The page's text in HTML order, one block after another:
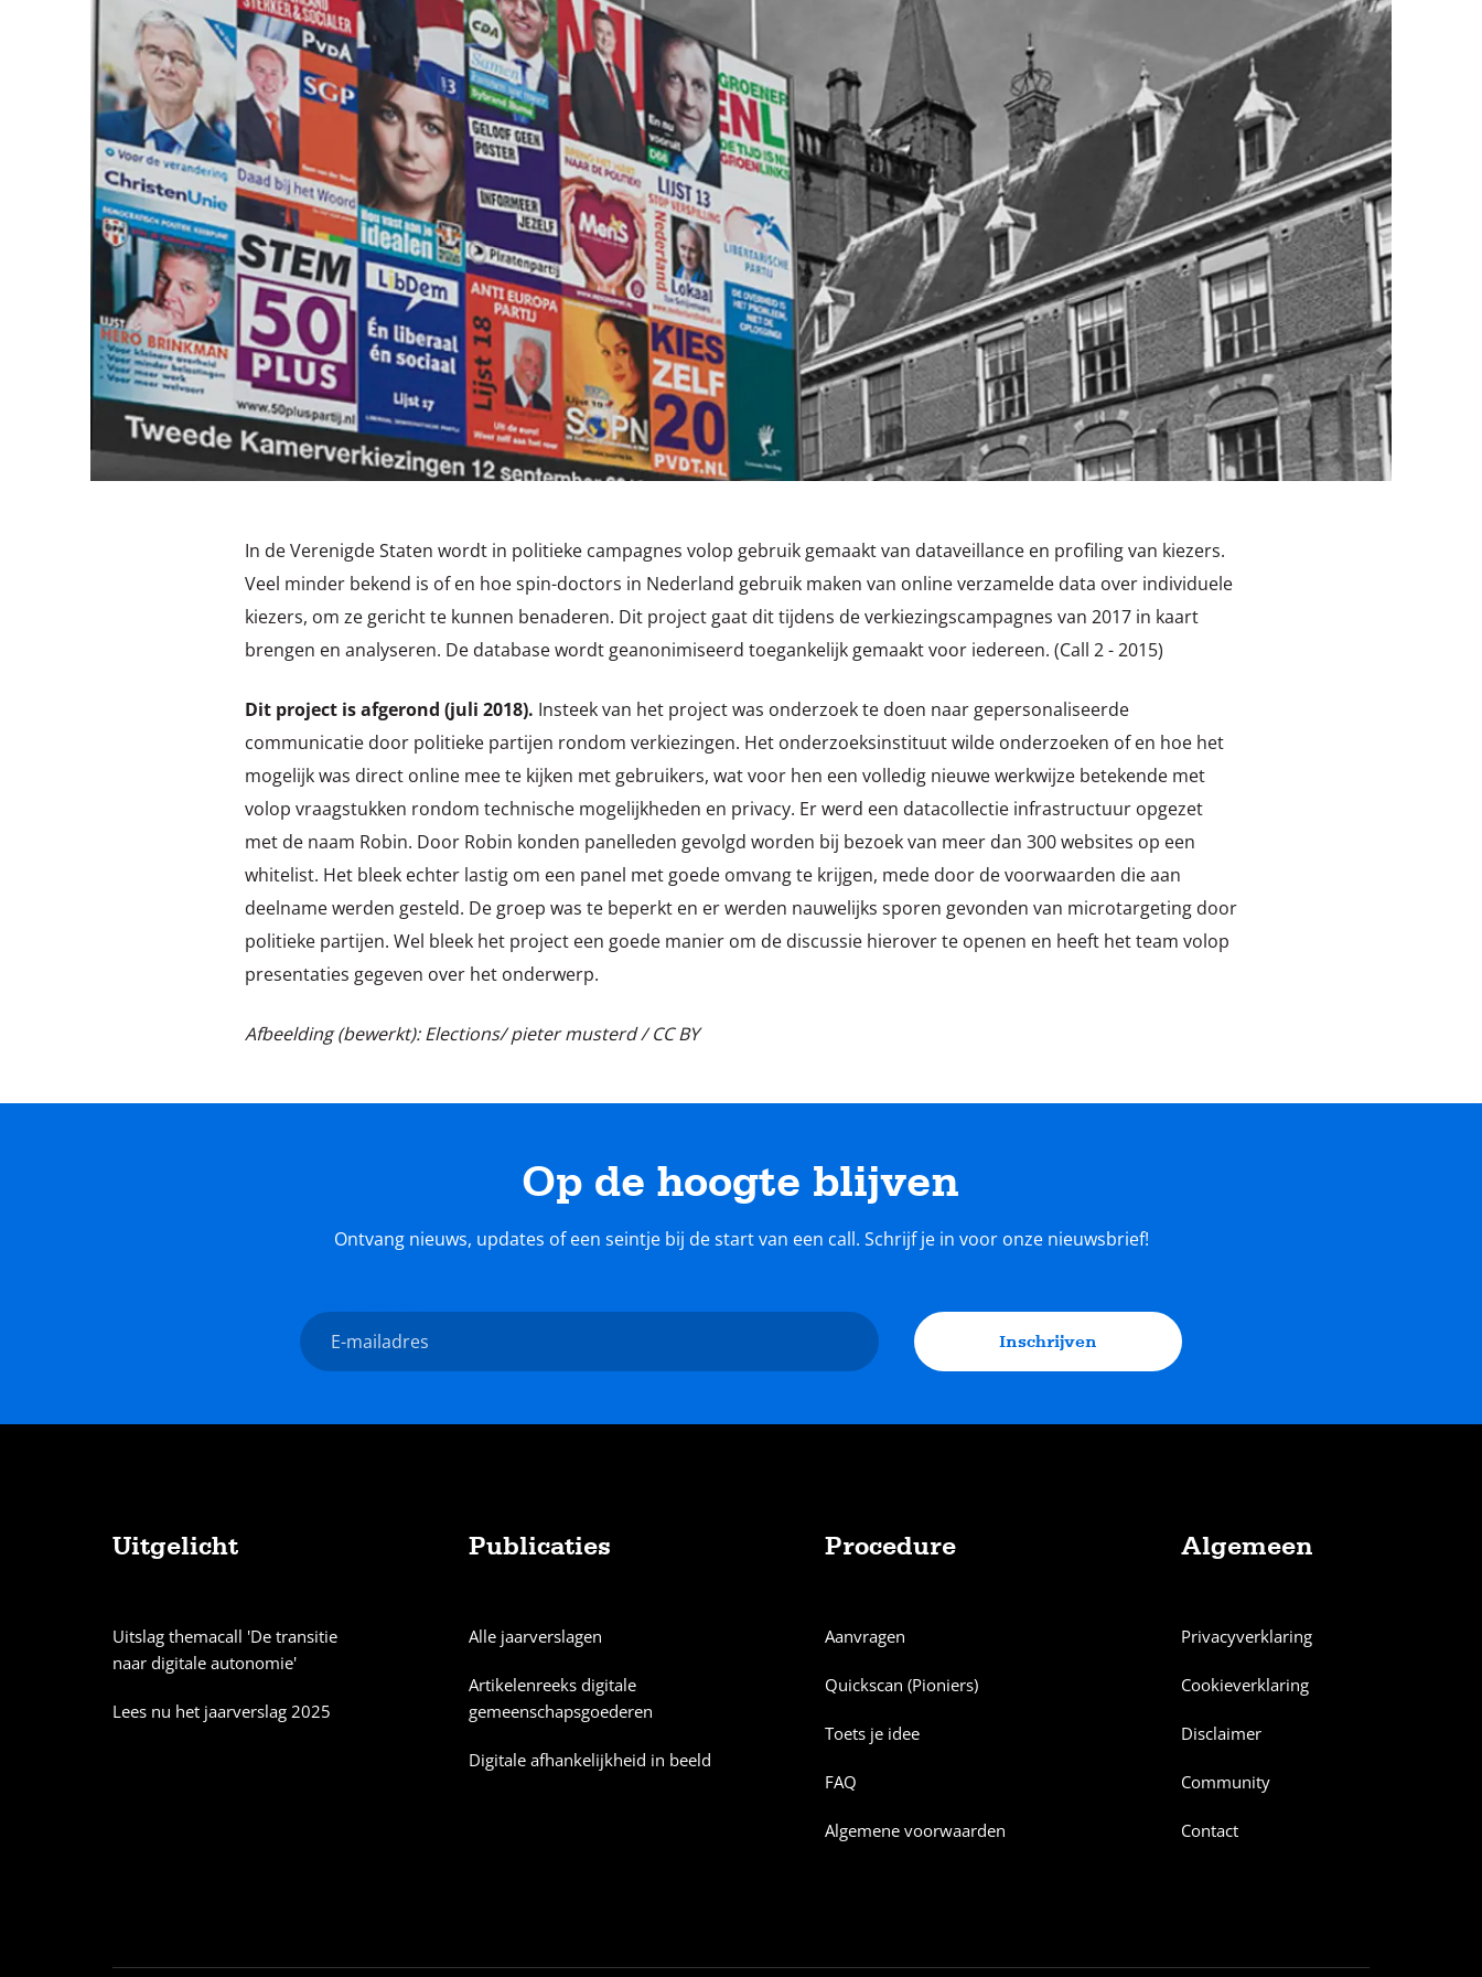
In de Verenigde Staten wordt in politieke campagnes volop gebruik gemaakt van dataveillance en profiling van kiezers.
Veel minder bekend is of en hoe spin-doctors in Nederland gebruik maken van online verzamelde data over individuele
kiezers, om ze gericht te kunnen benaderen. Dit project gaat dit tijdens de verkiezingscampagnes van 2017 in kaart
brengen en analyseren. De database wordt geanonimiseerd toegankelijk gemaakt voor iedereen. (Call 2 - 2015)
Dit project is afgerond (juli 2018). Insteek van het project was onderzoek te doen naar gepersonaliseerde
communicatie door politieke partijen rondom verkiezingen. Het onderzoeksinstituut wilde onderzoeken of en hoe het
mogelijk was direct online mee te kijken met gebruikers, wat voor hen een volledig nieuwe werkwijze betekende met
volop vraagstukken rondom technische mogelijkheden en privacy. Er werd een datacollectie infrastructuur opgezet
met de naam Robin. Door Robin konden panelleden gevolgd worden bij bezoek van meer dan 300 websites op een
whitelist. Het bleek echter lastig om een panel met goede omvang te krijgen, mede door de voorwaarden die aan
deelname werden gesteld. De groep was te beperkt en er werden nauwelijks sporen gevonden van microtargeting door
politieke partijen. Wel bleek het project een goede manier om de discussie hierover te openen en heeft het team volop
presentaties gegeven over het onderwerp.
Afbeelding (bewerkt): Elections/ pieter musterd / CC BY
Op de hoogte blijven
Ontvang nieuws, updates of een seintje bij de start van een call. Schrijf je in voor onze nieuwsbrief!
E-
mailadres
Inschrijven
Uitgelicht
Uitslag themacall 'De transitie
naar digitale autonomie'
Lees nu het jaarverslag 2025
Publicaties
Alle jaarverslagen
Artikelenreeks digitale
gemeenschapsgoederen
Digitale afhankelijkheid in beeld
Procedure
Aanvragen
Quickscan (Pioniers)
Toets je idee
FAQ
Algemene voorwaarden
Algemeen
Privacyverklaring
Cookieverklaring
Disclaimer
Community
Contact